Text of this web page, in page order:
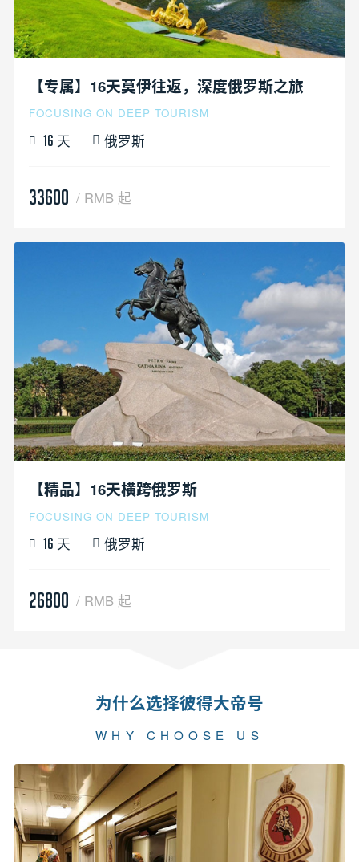
【专属】16天莫伊往返，深度俄罗斯之旅
FOCUSING ON DEEP TOURISM
16 天 俄罗斯
33600 / RMB 起
【精品】16天横跨俄罗斯
FOCUSING ON DEEP TOURISM
16 天 俄罗斯
26800 / RMB 起
为什么选择彼得大帝号
WHY CHOOSE US